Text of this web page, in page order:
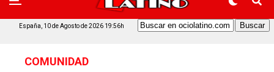
España, 10 de Agosto de 2026 19:56h
COMUNIDAD